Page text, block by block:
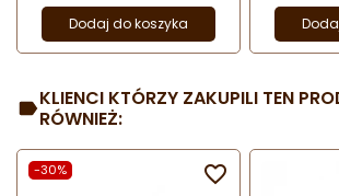
Dodaj do koszyka
KLIENCI KTÓRZY ZAKUPILI TEN
RÓWNIEŻ:
-30% 